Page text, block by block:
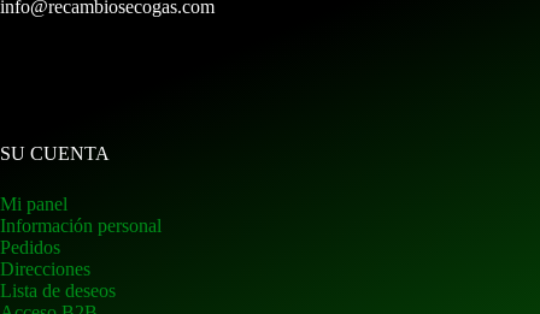
info@recambiosecogas.com
SU CUENTA
Mi panel
Información personal
Pedidos
Direcciones
Lista de deseos